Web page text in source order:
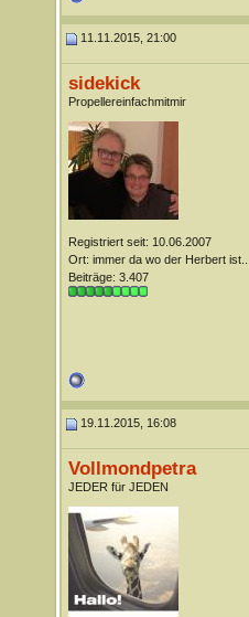
11.11.2015, 21:00
sidekick
Propellereinfachmitmir
Registriert seit: 10.06.2007
Ort: immer da wo der Herbert ist...
Beiträge: 3.407
19.11.2015, 16:08
Vollmondpetra
JEDER für JEDEN